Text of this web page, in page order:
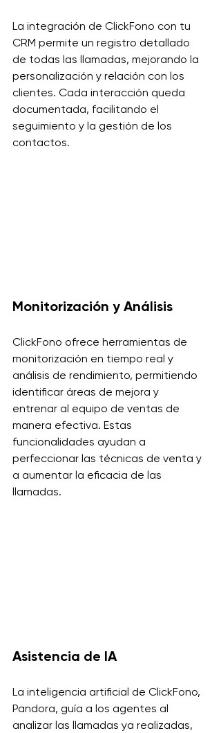
La integración de ClickFono con tu
CRM permite un registro detallado
de todas las llamadas, mejorando la
personalización y relación con los
clientes. Cada interacción queda
documentada, facilitando el
seguimiento y la gestión de los
contactos.
Monitorización y Análisis
ClickFono ofrece herramientas de
monitorización en tiempo real y
análisis de rendimiento, permitiendo
identificar áreas de mejora y
entrenar al equipo de ventas de
manera efectiva. Estas
funcionalidades ayudan a
perfeccionar las técnicas de venta y
a aumentar la eficacia de las
llamadas.
Asistencia de IA
La inteligencia artificial de ClickFono,
Pandora, guía a los agentes al
analizar las llamadas ya realizadas,